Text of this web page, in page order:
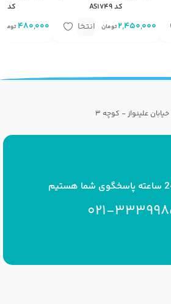
کد AS1749
2,450,000 تومانمتر مربع
انتخاب
کد AS1749
480,000 تومان
علینواز - کوچه 3
021-